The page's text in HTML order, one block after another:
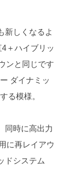
新しくなるよ
＋ハイブリッ
ンと同じです
ダイナミッ
る模様。
同時に高出力
に再レイアウ
ドシステム